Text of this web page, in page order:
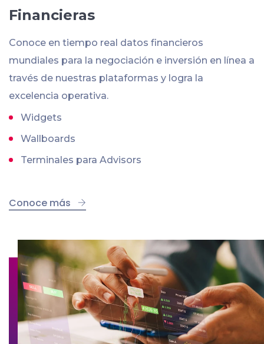
Financieras
Conoce en tiempo real datos financieros
mundiales para la negociación e inversión en línea a
través de nuestras plataformas y logra la
excelencia operativa.
Widgets
Wallboards
Terminales para Advisors
Conoce más